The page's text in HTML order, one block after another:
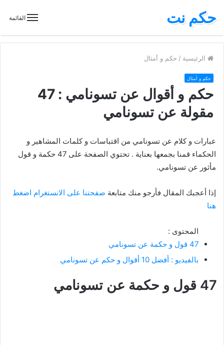
القائمة حكم نت
الرئيسية / حكم و أمثال
حكم و أمثال
حكم و أقوال عن تسونامي : 47
مقولة عن تسونامي
عبارات و كلام عن تسونامي من اقتباسات و كلمات المشاهير و
الحكماء قمنا بجمعها بعناية . تحتوي الصفحة على 47 حكمة و قول
مأثور عن تسونامي.
إذا أعجبك المقال فأرجو منك متابعة صفحتنا على الانستغرام اضغط
هنا
المحتوى :
47 قول و حكمة عن تسونامي
بالفيديو : أفضل 10 أقوال و حكم عن تسونامي
47 قول و حكمة عن تسونامي